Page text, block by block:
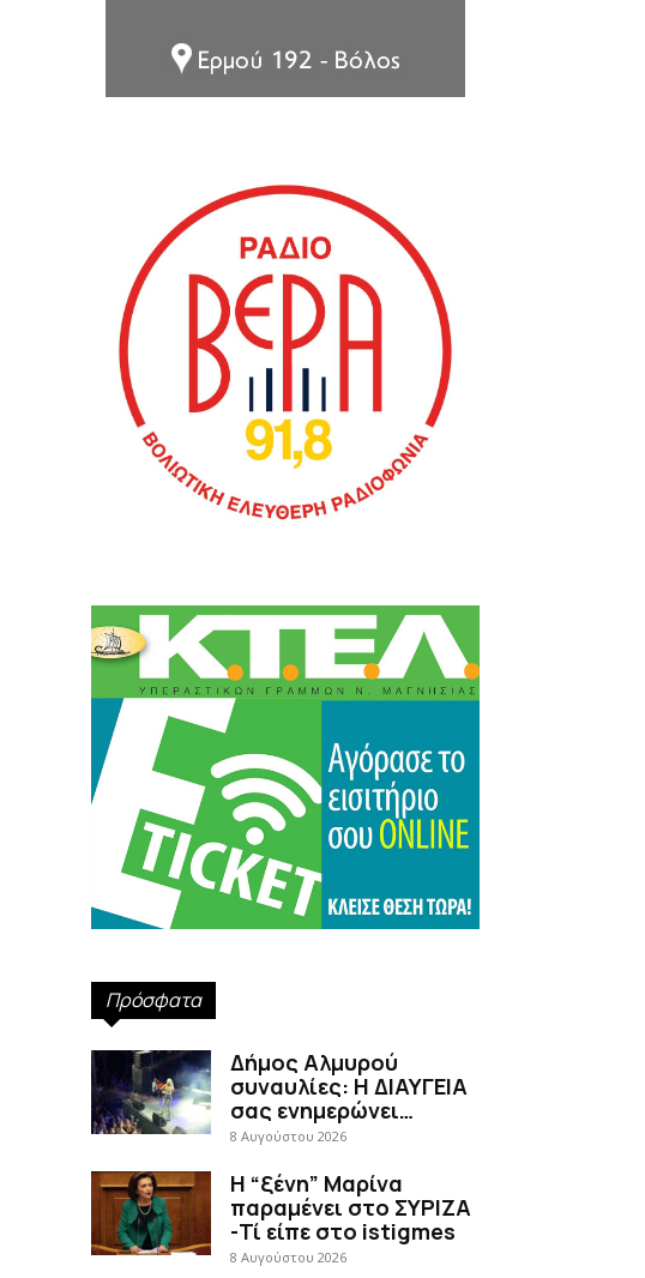
Πρόσφατα
Δήμος Αλμυρού
συναυλίες: Η ΔΙΑΥΓΕΙΑ
σας ενημερώνει…
8 Αυγούστου 2026
Η “ξένη” Μαρίνα
παραμένει στο ΣΥΡΙΖΑ
-Τί είπε στο istigmes
8 Αυγούστου 2026